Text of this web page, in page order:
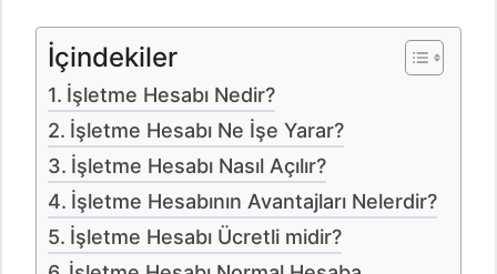
İçindekiler
İşletme Hesabı Nedir?
İşletme Hesabı Ne İşe Yarar?
İşletme Hesabı Nasıl Açılır?
İşletme Hesabının Avantajları Nelerdir?
İşletme Hesabı Ücretli midir?